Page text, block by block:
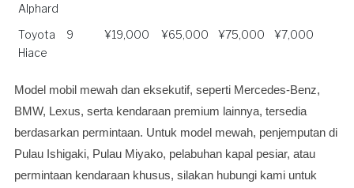
Alphard
Toyota
Hiace
9 ¥19,000 ¥65,000 ¥75,000 ¥7,000
Model mobil mewah dan eksekutif, seperti Mercedes-Benz,
BMW, Lexus, serta kendaraan premium lainnya, tersedia
berdasarkan permintaan. Untuk model mewah, penjemputan di
Pulau Ishigaki, Pulau Miyako, pelabuhan kapal pesiar, atau
permintaan kendaraan khusus, silakan hubungi kami untuk